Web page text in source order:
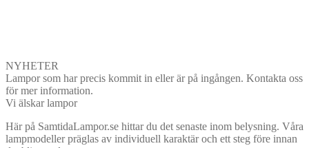
NYHETER
Lampor som har precis kommit in eller är på ingången. Kontakta oss
för mer information.
Vi älskar lampor
Här på SamtidaLampor.se hittar du det senaste inom belysning. Våra
lampmodeller präglas av individuell karaktär och ett steg före innan